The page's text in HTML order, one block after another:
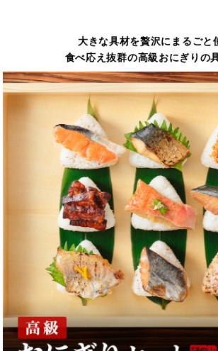
大きな具材を贅沢にまるごと
食べ応え抜群の高級おにぎりの